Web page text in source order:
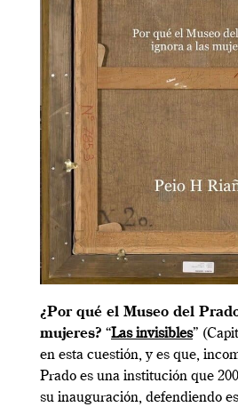
¿Por qué el Museo del
mujeres? “Las invisibles”
en esta cuestión, y es que,
Prado es una institución que
su inauguración, defendiendo